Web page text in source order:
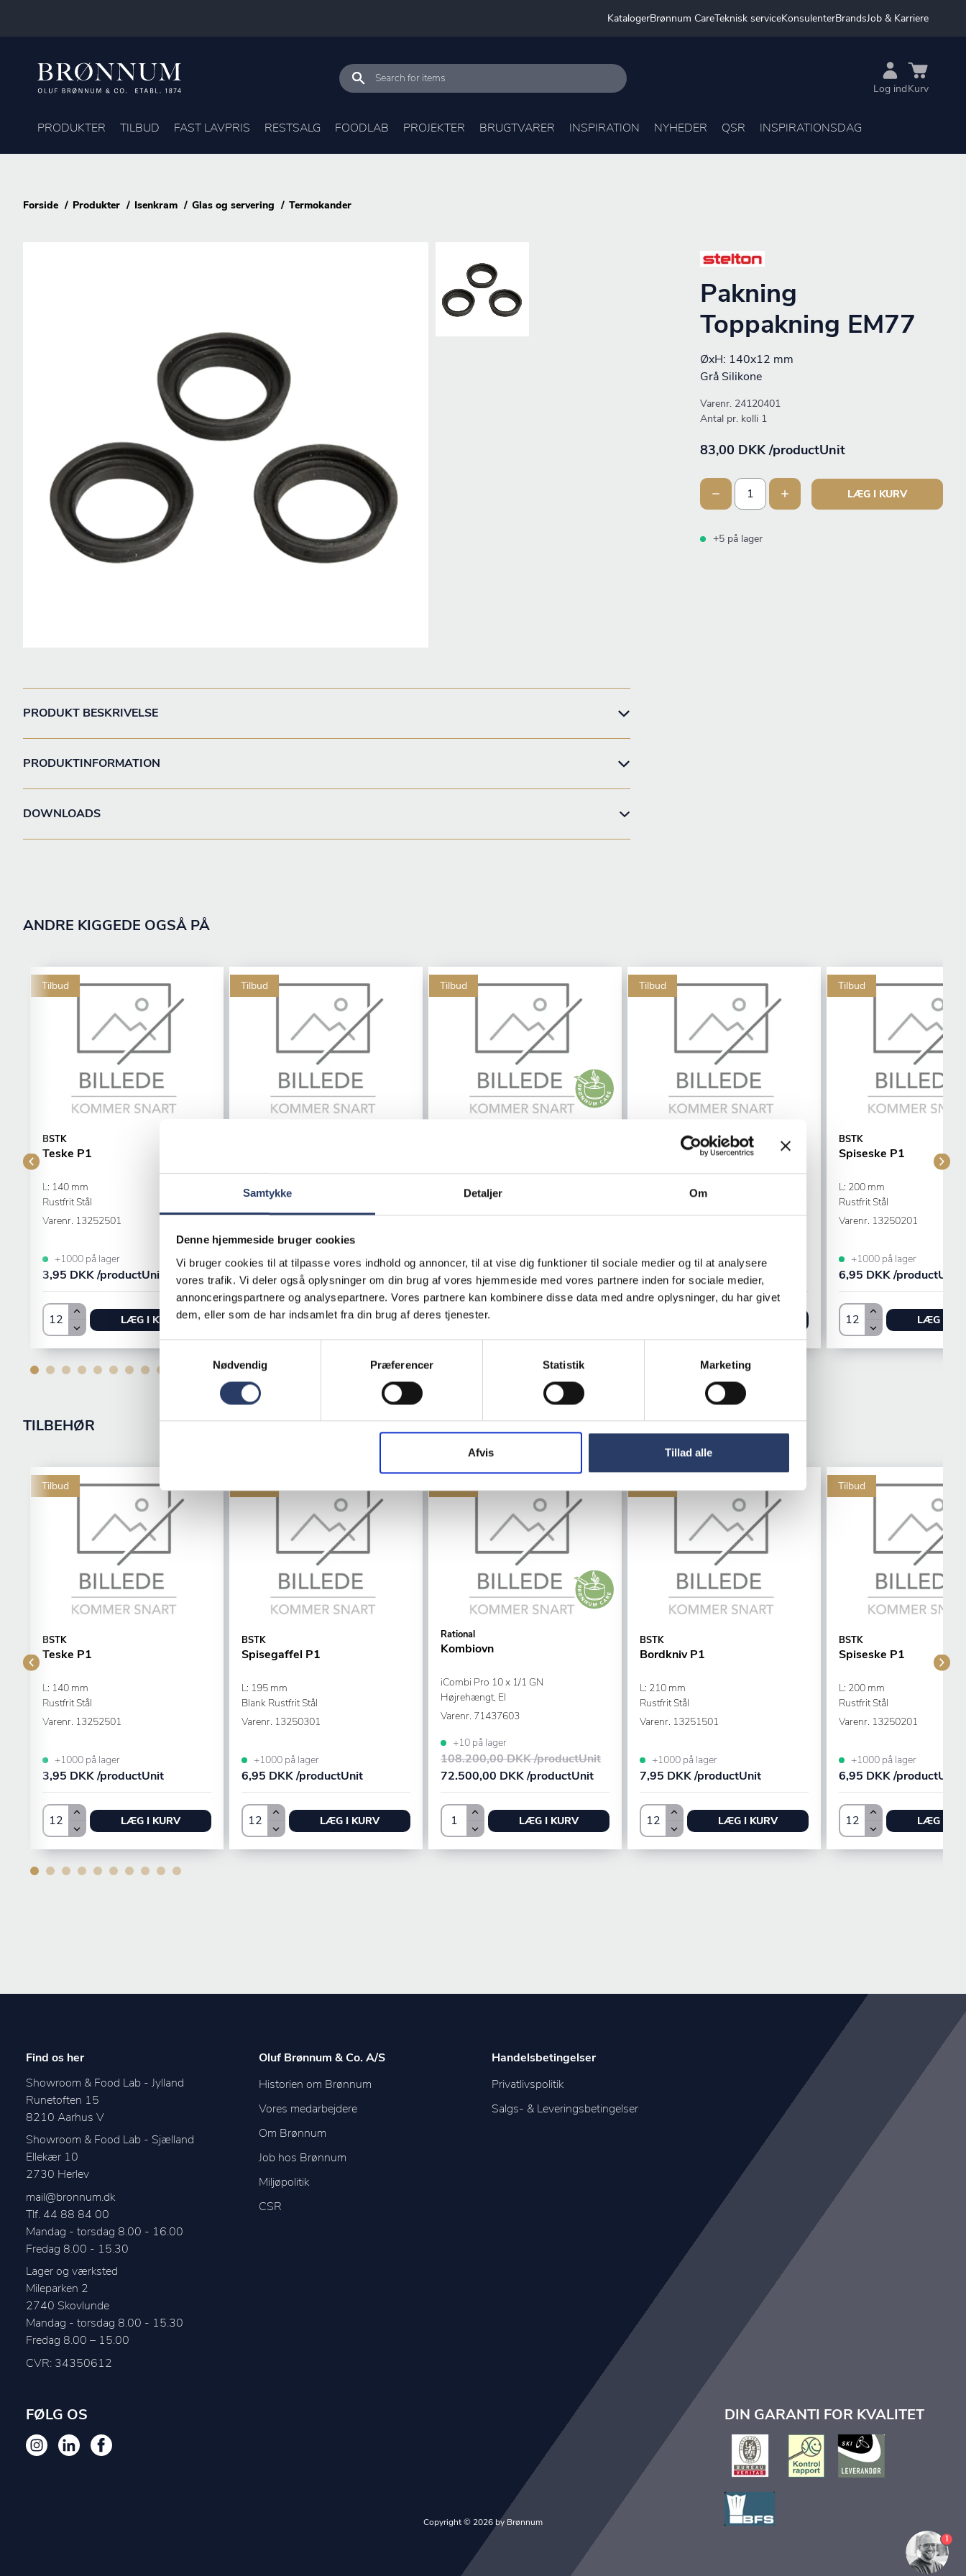
Samtykke Detaljer Om
Denne hjemmeside bruger cookies
Vi bruger cookies til at tilpasse vores indhold og annoncer, til at vise dig funktioner til sociale medier og til at analysere
vores trafik. Vi deler også oplysninger om din brug af vores hjemmeside med vores partnere inden for sociale medier,
annonceringspartnere og analysepartnere. Vores partnere kan kombinere disse data med andre oplysninger, du har givet
dem, eller som de har indsamlet fra din brug af deres tjenester.
Samtykkevalg
Nødvendig
Præferencer Statistik Marketing
Afvis Tillad alle
KatalogerBrønnum CareTeknisk serviceKonsulenterBrandsJob & Karriere
Log indKurv
PRODUKTER TILBUD FAST LAVPRIS RESTSALG FOODLAB PROJEKTER BRUGTVARER INSPIRATION NYHEDER QSR INSPIRATIONSDAG
Forside Produkter Isenkram Glas og servering Termokander
PRODUKT BESKRIVELSE
PRODUKTINFORMATION
DOWNLOADS
Pakning
Toppakning EM77
ØxH: 140x12 mm
Grå Silikone
Varenr. 24120401
Antal pr. kolli 1
83,00 DKK /productUnit
LÆG I KURV
+5 på lager
ANDRE KIGGEDE OGSÅ PÅ
Tilbud
BSTK
Teske P1
L: 140 mm
Rustfrit Stål
Varenr. 13252501
+1000 på lager
3,95 DKK /productUnit
LÆG I KURV
Tilbud
L: 195 mm
Blank Rustfrit Stål
+1000 på lager
6,95 DKK /productUnit
LÆG I KURV
Tilbud
Højrehængt, El
Varenr.71437603
108.200,00 DKK /productUnit
72.500,00 DKK /productUnit
Tilbud
Bordkniv P1
+1000 på lager
7,95 DKK /productUnit
Tilbud
BSTK
Spiseske P1
L: 200 mm
Rustfrit Stål
Varenr. 13250201
+1000 på lager
6,95 DKK /productUnit
LÆG I
TILBEHØR
Tilbud
BSTK
Teske P1
L: 140 mm
Rustfrit Stål
Varenr. 13252501
+1000 på lager
3,95 DKK /productUnit
LÆG I KURV
BSTK
Spisegaffel P1
L: 195 mm
Blank Rustfrit Stål
Varenr. 13250301
+1000 på lager
6,95 DKK /productUnit
LÆG I KURV
Rational
Kombiovn
iCombi Pro 10 x 1/1 GN
Højrehængt, El
Varenr. 71437603
+10 på lager
108.200,00 DKK /productUnit
72.500,00 DKK /productUnit
LÆG I KURV
BSTK
Bordkniv P1
L: 210 mm
Rustfrit Stål
Varenr. 13251501
+1000 på lager
7,95 DKK /productUnit
LÆG I KURV
Tilbud
BSTK
Spiseske P1
L: 200 mm
Rustfrit Stål
Varenr. 13250201
+1000 på lager
6,95 DKK /productUnit
LÆG I
Find os her
Showroom & Food Lab - Jylland
Runetoften 15
8210 Aarhus V
Showroom & Food Lab - Sjælland
Ellekær 10
2730 Herlev
mail@bronnum.dk
Tlf. 44 88 84 00
Mandag - torsdag 8.00 - 16.00
Fredag 8.00 - 15.30
Lager og værksted
Mileparken 2
2740 Skovlunde
Mandag - torsdag 8.00 - 15.30
CVR: 34350612
Oluf Brønnum & Co. A/S
Historien om Brønnum
Vores medarbejdere
Om Brønnum
Job hos Brønnum
Miljøpolitik
CSR
Handelsbetingelser
Privatlivspolitik
Salgs- & Leveringsbetingelser
FØLG OS DIN GARANTI FOR KVALITET
Copyright © 2026 by Brønnum
1